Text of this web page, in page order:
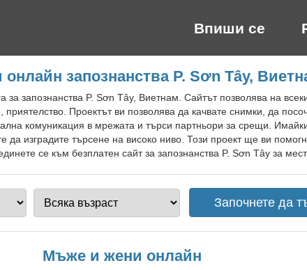
Впиши се
онлайн запознанства P. Sơn Tây,
за запознанства P. Sơn Tây, Виетнам. Сайтът позволява на
Проектът ви позволява да качвате снимки, да
комуникация в мрежата и търси партньори за срещи.
изградите търсене на високо ниво. Този проект ще ви
се към безплатен сайт за запознанства P. Sơn Tây за
Мъже и жени онлайн